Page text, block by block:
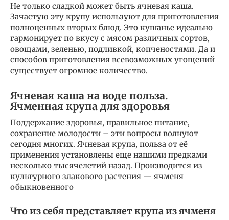
Не только сладкой может быть ячневая каша.
Зачастую эту крупу используют для приготовления
полноценных вторых блюд. Это кушанье идеально
гармонирует по вкусу с мясом различных сортов,
овощами, зеленью, подливкой, копченостями. Да и
способов приготовления всевозможных угощений
существует огромное количество.
Ячневая каша на воде польза.
Ячменная крупа для здоровья
Поддержание здоровья, правильное питание,
сохранение молодости – эти вопросы волнуют
сегодня многих. Ячневая крупа, польза от её
применения установлены еще нашими предками
несколько тысячелетий назад. Производится из
культурного злакового растения — ячменя
обыкновенного
Что из себя представляет крупа из ячменя